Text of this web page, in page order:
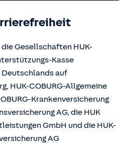
Gesellschaften HUK-
Kasse
auf
HUK-COBURG-Allgemeine
Krankenversicherung
AG, die HUK
GmbH und die HUK-
AG